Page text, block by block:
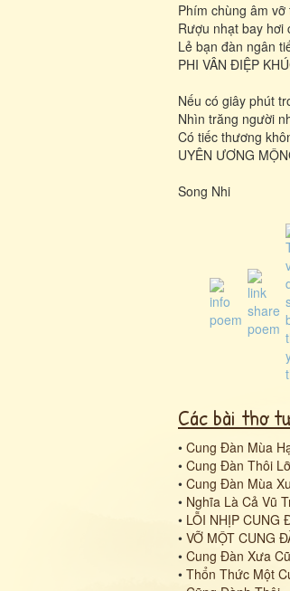
Phím chùng âm
Rượu nhạt bay hơi
Lẻ bạn đàn ngân
PHI VÂN ĐIỆP
Nếu có giây phút
Nhìn trăng người
Có tiếc thương
UYÊN ƯƠNG
Song Nhi
Các bài thơ
• Cung Đàn Mùa
• Cung Đàn Thôi Lỡ
• Cung Đàn Mùa
• Nghĩa Là Cả Vũ
• LỖI NHỊP CUNG
• VỠ MỘT CUNG
• Cung Đàn Xưa
• Thổn Thức Một